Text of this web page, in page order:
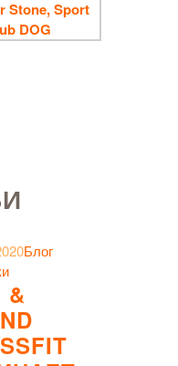
Блог
&